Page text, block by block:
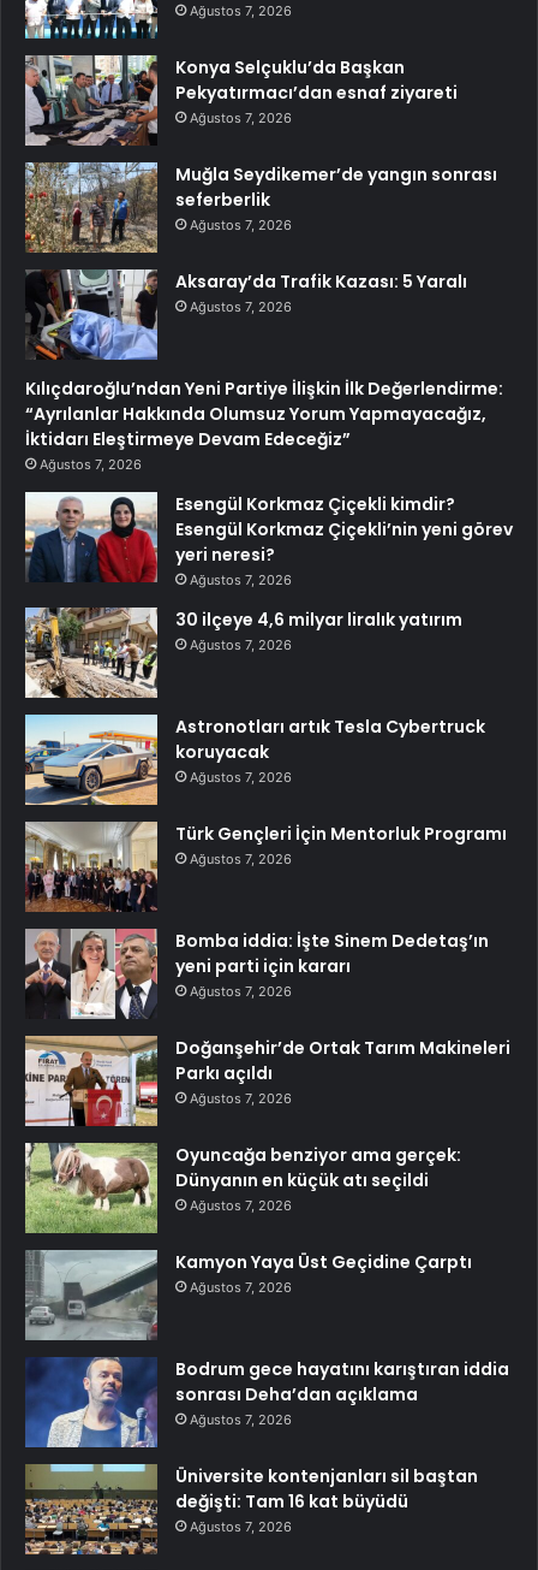
Ağustos 7, 2026
Konya Selçuklu’da Başkan
Pekyatırmacı’dan esnaf ziyareti
Ağustos 7, 2026
Muğla Seydikemer’de yangın sonrası
seferberlik
Ağustos 7, 2026
Aksaray’da Trafik Kazası: 5 Yaralı
Ağustos 7, 2026
Kılıçdaroğlu’ndan Yeni Partiye İlişkin İlk Değerlendirme:
“Ayrılanlar Hakkında Olumsuz Yorum Yapmayacağız,
İktidarı Eleştirmeye Devam Edeceğiz”
Ağustos 7, 2026
Esengül Korkmaz Çiçekli kimdir?
Esengül Korkmaz Çiçekli’nin yeni görev
yeri neresi?
Ağustos 7, 2026
30 ilçeye 4,6 milyar liralık yatırım
Ağustos 7, 2026
Astronotları artık Tesla Cybertruck
koruyacak
Ağustos 7, 2026
Türk Gençleri İçin Mentorluk Programı
Ağustos 7, 2026
Bomba iddia: İşte Sinem Dedetaş’ın
yeni parti için kararı
Ağustos 7, 2026
Doğanşehir’de Ortak Tarım Makineleri
Parkı açıldı
Ağustos 7, 2026
Oyuncağa benziyor ama gerçek:
Dünyanın en küçük atı seçildi
Ağustos 7, 2026
Kamyon Yaya Üst Geçidine Çarptı
Ağustos 7, 2026
Bodrum gece hayatını karıştıran iddia
sonrası Deha’dan açıklama
Ağustos 7, 2026
Üniversite kontenjanları sil baştan
değişti: Tam 16 kat büyüdü
Ağustos 7, 2026